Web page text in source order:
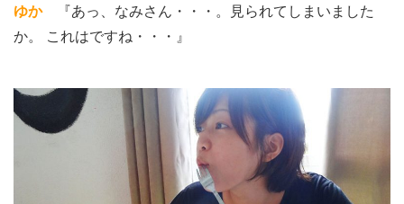
ゆか『あっ、なみさん・・・。見られてしまいました
か。 これはですね・・・』